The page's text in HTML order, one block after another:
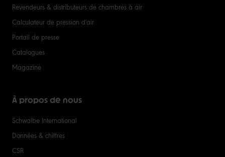
Revendeurs & distributeurs de chambres à air
Calculateur de pression d'air
Portail de presse
Catalogues
Magazine
À propos de nous
Schwalbe International
Données & chiffres
CSR